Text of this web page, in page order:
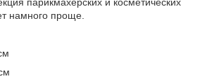
парикмахерских и косметических
намного проще.